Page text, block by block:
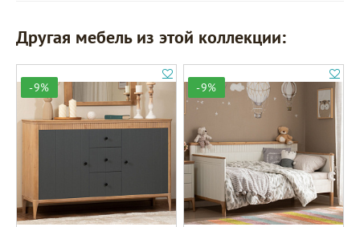
Другая мебель из этой коллекции:
-9% -9%